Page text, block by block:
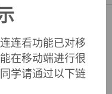
Reserved.
长
号-1
连看功能已对移
在移动端进行很
学请通过以下链